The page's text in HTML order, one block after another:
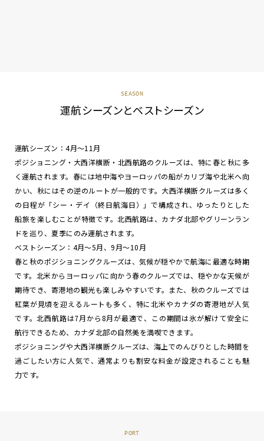
SEASON
運航シーズンとベストシーズン
運航シーズン：4月～11月
ポジショニング・大西洋横断・北西航路のクルーズは、特に春と秋に多
く運航されます。春には地中海やヨーロッパの船がカリブ海や北米へ向
かい、秋にはその逆のルートが一般的です。大西洋横断クルーズは多く
の日程が「シー・デイ（終日航海日）」で構成され、ゆったりとした
船旅を楽しむことが特徴です。北西航路は、カナダ北部やグリーンラン
ドを巡り、夏季にのみ運航されます。
ベストシーズン：4月～5月、9月～10月
春と秋のポジショニングクルーズは、気候が穏やかで航海に最適な時期
です。北米からヨーロッパに向かう春のクルーズでは、穏やかな天候が
期待でき、寄港地の観光も楽しみやすいです。また、秋のクルーズでは
紅葉が見頃を迎えるルートも多く、特に北米やカナダの寄港地が人気
です。北西航路は7月から8月が最適で、この期間は氷が解けて安全に
航行できるため、カナダ北部の自然美を満喫できます。
ポジショニングや大西洋横断クルーズは、海上でのんびりとした時間を
過ごしたい方に人気で、通常よりも割安な料金が設定されることも魅
力です。
PORT